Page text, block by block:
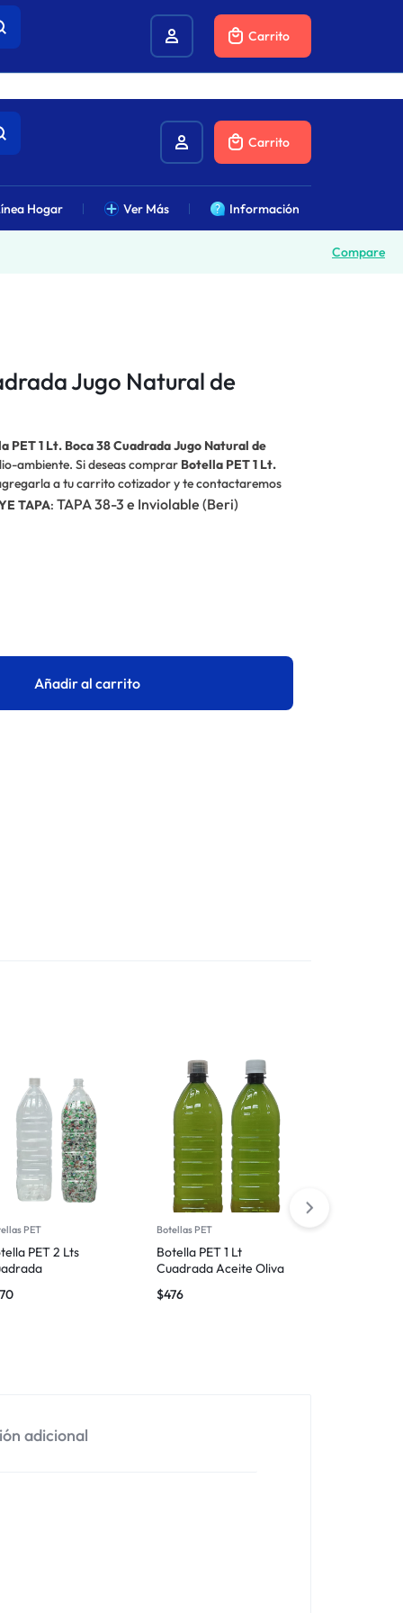
Carrito
Hogar Ver Más Información
Carrito
Compare
Jugo Natural de
PET 1 Lt. Boca 38 Cuadrada Jugo Natural de
ambiente. Si deseas comprar Botella PET 1 Lt.
a tu carrito cotizador y te contactaremos
TAPA: TAPA 38-3 e Inviolable (Beri)
Añadir al carrito
PET
PET 2 Lts
Botellas PET
Botella PET 1 Lt
Cuadrada Aceite Oliva
$476
adicional